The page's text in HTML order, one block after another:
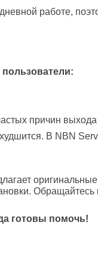
работе,
причин выхода
В NBN
готовы помочь!